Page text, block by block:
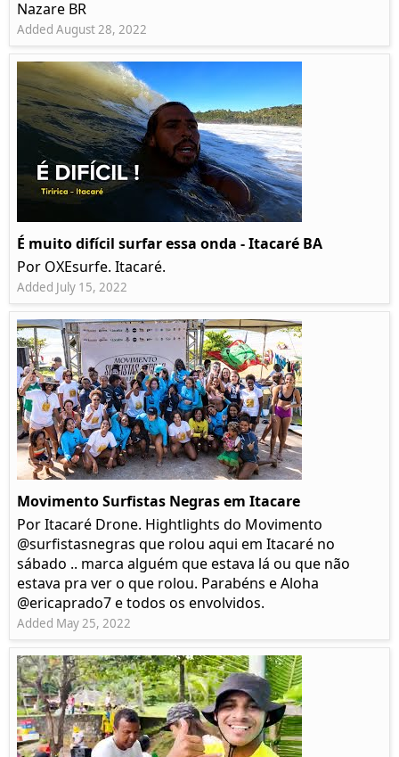
Nazare BR
Added August 28, 2022
É muito difícil surfar essa onda - Itacaré BA
Por OXEsurfe. Itacaré.
Added July 15, 2022
Movimento Surfistas Negras em Itacare
Por Itacaré Drone. Hightlights do Movimento
@surfistasnegras que rolou aqui em Itacaré no
sábado .. marca alguém que estava lá ou que não
estava pra ver o que rolou. Parabéns e Aloha
@ericaprado7 e todos os envolvidos.
Added May 25, 2022